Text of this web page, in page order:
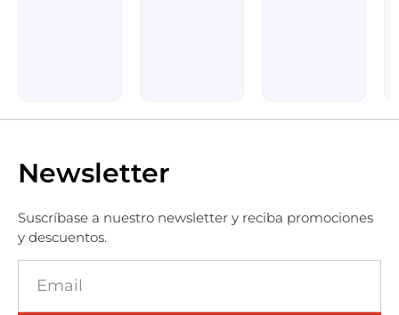
Newsletter
Suscríbase a nuestro newsletter y reciba promociones
y descuentos.